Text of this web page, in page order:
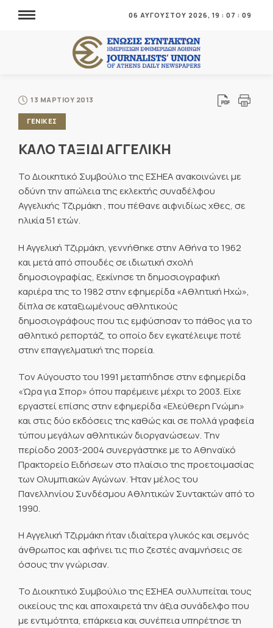
06 ΑΥΓΟΥΣΤΟΥ 2026, 19 : 07 : 09
13 ΜΑΡΤΙΟΥ 2013
ΓΕΝΙΚΕΣ
ΚΑΛΟ ΤΑΞΙΔΙ ΑΓΓΕΛΙΚΗ
Το Διοικητικό Συμβούλιο της ΕΣΗΕΑ ανακοινώνει με
οδύνη την απώλεια της εκλεκτής συναδέλφου
Αγγελικής Τζιρμάκη , που πέθανε αιφνιδίως χθες, σε
ηλικία 51 ετών.
Η Αγγελική Τζιρμάκη, γεννήθηκε στην Αθήνα το 1962
και μετά από σπουδές σε ιδιωτική σχολή
δημοσιογραφίας, ξεκίνησε τη δημοσιογραφική
καριέρα της το 1982 στην εφημερίδα «Αθλητική Ηχώ»,
δίπλα σε καταξιωμένους αθλητικούς
δημοσιογράφους που τις εμφύσησαν το πάθος για το
αθλητικό ρεπορτάζ, το οποίο δεν εγκατέλειψε ποτέ
στην επαγγελματική της πορεία.
Τον Αύγουστο του 1991 μεταπήδησε στην εφημερίδα
«Ώρα για Σπορ» όπου παρέμεινε μέχρι το 2003. Είχε
εργαστεί επίσης στην εφημερίδα «Ελεύθερη Γνώμη»
και στις δύο εκδόσεις της καθώς και σε πολλά γραφεία
τύπου μεγάλων αθλητικών διοργανώσεων. Την
περίοδο 2003-2004 συνεργάστηκε με το Αθηναϊκό
Πρακτορείο Ειδήσεων στο πλαίσιο της προετοιμασίας
των Ολυμπιακών Αγώνων. Ήταν μέλος του
Πανελληνίου Συνδέσμου Αθλητικών Συντακτών από το
1990.
Η Αγγελική Τζιρμάκη ήταν ιδιαίτερα γλυκός και σεμνός
άνθρωπος και αφήνει τις πιο ζεστές αναμνήσεις σε
όσους την γνώρισαν.
Το Διοικητικό Συμβούλιο της ΕΣΗΕΑ συλλυπείται τους
οικείους της και αποχαιρετά την άξια συνάδελφο που
με εντιμότητα, επάρκεια και συνέπεια υπηρέτησε τη